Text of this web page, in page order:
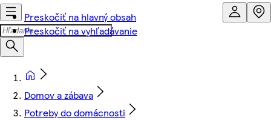
Preskočiť na hlavný obsah
Preskočiť na vyhľadávanie
Domov a zábava
Potreby do domácnosti